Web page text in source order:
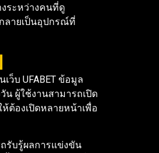
ระหว่างคนที่ดู
ลายเป็นอุปกรณ์ที่
ว็บ UFABET ข้อมูล
น ผู้ใช้งานสามารถเปิด
ต้องเปิดหลายหน้าเพื่อ
รับรู้ผลการแข่งขัน